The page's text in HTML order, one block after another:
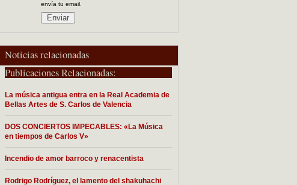
envía tu email.
Noticias relacionadas
Publicaciones Relacionadas:
La música antigua entra en la Real Academia de
Bellas Artes de S. Carlos de Valencia
DOS CONCIERTOS IMPECABLES: «La Música
en tiempos de Carlos V»
Incendio de amor barroco y renacentista
Rodrigo Rodríguez, el lamento del shakuhachi